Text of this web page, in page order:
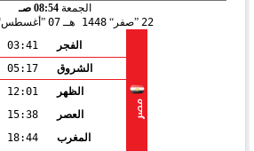
الجمعة 08:54 صـ
22 صفر 1448 هـ 07 أغسطس
مصر
الفجر
03:41
الشروق
05:17
الظهر
12:01
العصر
15:38
المغرب
18:44